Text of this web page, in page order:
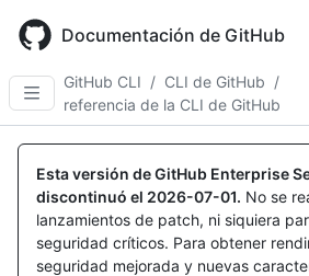
main
content
Documentación de GitHub
GitHub CLI / CLI de GitHub /
referencia de la CLI de GitHub
Esta versión de GitHub Enterprise
discontinuó el 2026-07-01. No se
lanzamientos de patch, ni siquiera
seguridad críticos. Para obtener
seguridad mejorada y nuevas